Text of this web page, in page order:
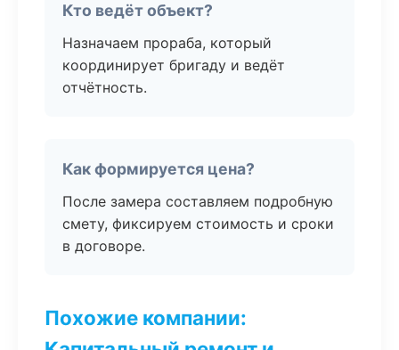
Кто ведёт объект?
Назначаем прораба, который
координирует бригаду и ведёт
отчётность.
Как формируется цена?
После замера составляем подробную
смету, фиксируем стоимость и сроки
в договоре.
Похожие компании: